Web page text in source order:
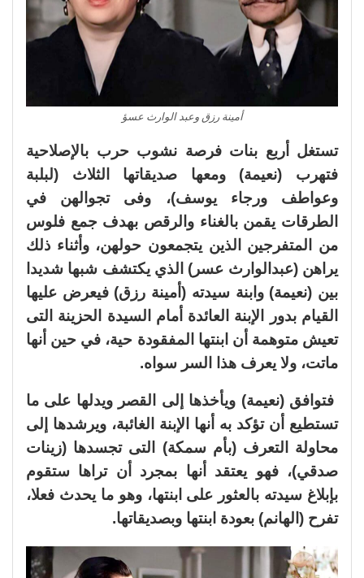
أمينة رزق وعبد الوارث عسؤ
تستغل أربع بنات فرصة نشوب حرب بالإصلاحية
فتهرب (نعيمة) ومعها صديقاتها الثلاث (لبلبة
وعواطف ورجاء يوسف)، وفى تجوالهن في
الطرقات يقمن بالغناء والرقص بهدف جمع فلوس
من المتفرجين الذين يتجمعون حولهن، وأثناء ذلك
يراهن (عبدالوارث عسر) الذي يكتشف شبها شديدا
بين (نعيمة) وابنة سيدته (أمينة رزق) فيعرض عليها
القيام بدور الإبنة العائدة أمام السيدة الحزينة التى
تعيش متوهمة أن ابنتها المفقودة حية، في حين أنها
ماتت، ولا يعرف هذا السر سواه.
فتوافق (نعيمة) ويأخذها إلى القصر ويدلها على ما
تستطيع أن تؤكد به أنها الإبنة الغائبة، ويرشدها إلى
محاولة التعرف (بأم سمكة) التى تجسدها (زينات
صدقي)، فهو يعتقد أنها بمجرد أن تراها ستقوم
بإبلاغ سيدته بالعثور على ابنتها، وهو ما يحدث فعلا،
تفرح (الهانم) بعودة ابنتها وبصديقاتها.